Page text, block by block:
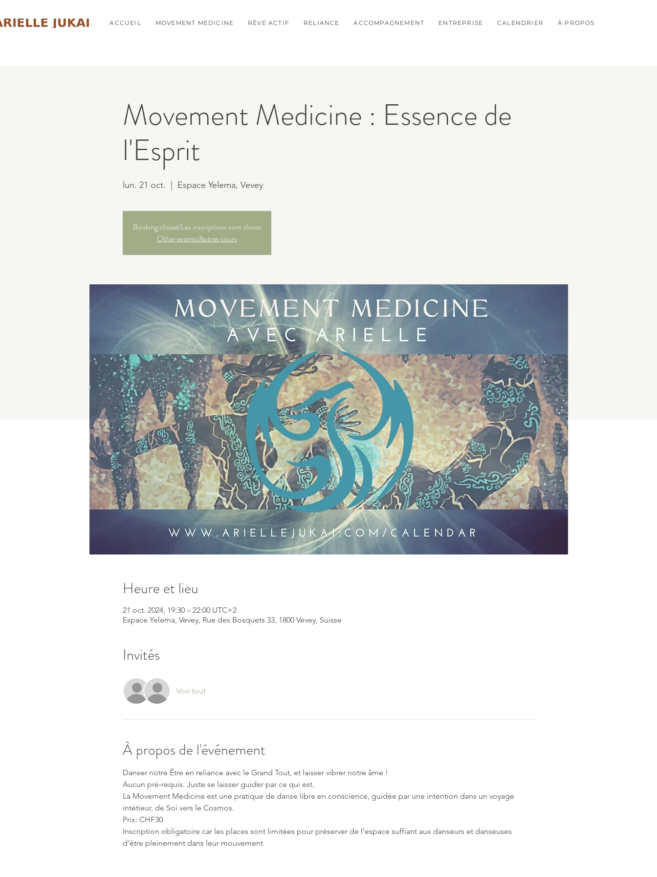
ACCUEIL MOVEMENT MEDICINE RÊVE ACTIF RELIANCE ACCOMPAGNEMENT ENTREPRISE CALENDRIER À PROPOS
Movement Medicine : Essence de
l'Esprit
lun. 21 oct. Espace Yelema, Vevey
Booking closed/Les inscriptions sont closes
Other events/Autres cours
Heure et lieu
21 oct. 2024, 19:30 – 22:00 UTC+2
Espace Yelema, Vevey, Rue des Bosquets 33, 1800 Vevey, Suisse
Invités
Voir tout
À propos de l'événement
Danser notre Être en reliance avec le Grand Tout, et laisser vibrer notre âme !
Aucun pré-requis. Juste se laisser guider par ce qui est.
La Movement Medicine est une pratique de danse libre en conscience, guidée par une intention dans un voyage
intétieur, de Soi vers le Cosmos.
Prix: CHF30
Inscription obligatoire car les places sont limitées pour préserver de l'espace suffiant aux danseurs et danseuses
d'être pleinement dans leur mouvement